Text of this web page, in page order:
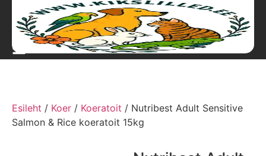
Esileht / Koer / Koeratoit / Nutribest Adult Sensitive
Salmon & Rice koeratoit 15kg